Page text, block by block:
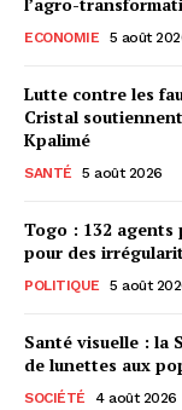
ECONOMIE 5 août
Lutte contre les
Cristal
Kpalimé
SANTÉ 5 août 2026
Togo : 132 agents
pour des
POLITIQUE 5 août
Santé visuelle : la
de lunettes aux
SOCIÉTÉ 4 août 2026